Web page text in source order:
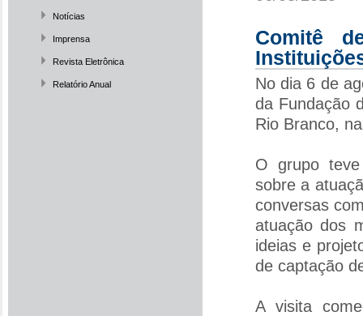
Notícias
Imprensa
Revista Eletrônica
Relatório Anual
Comitê
No dia 6 de
da Fundação
Rio Branco,
O grupo
sobre a
conversas
atuação dos
ideias e
de captação
A visita